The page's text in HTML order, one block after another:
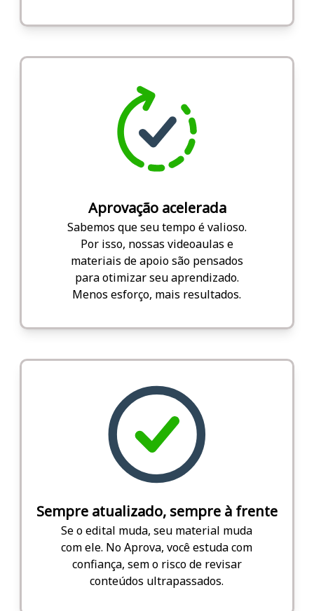
Aprovação acelerada
Sabemos que seu tempo é valioso.
Por isso, nossas videoaulas e
materiais de apoio são pensados
para otimizar seu aprendizado.
Menos esforço, mais resultados.
Sempre atualizado, sempre à frente
Se o edital muda, seu material muda
com ele. No Aprova, você estuda com
confiança, sem o risco de revisar
conteúdos ultrapassados.